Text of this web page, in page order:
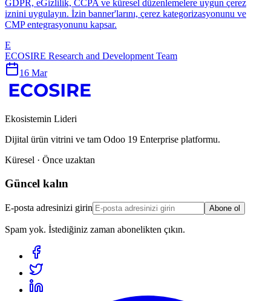
GDPR, eGizlilik, CCPA ve küresel düzenlemelere uygun çerez
iznini uygulayın. İzin banner'larını, çerez kategorizasyonunu ve
CMP entegrasyonunu kapsar.
E
ECOSIRE Research and Development Team
16 Mar
Ekosistemin Lideri
Dijital ürün vitrini ve tam Odoo 19 Enterprise platformu.
Küresel · Önce uzaktan
Güncel kalın
E-posta adresinizi girin Abone ol
Spam yok. İstediğiniz zaman abonelikten çıkın.